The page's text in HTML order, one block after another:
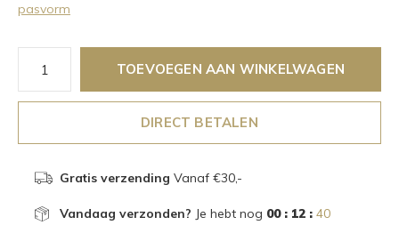
pasvorm
TOEVOEGEN AAN WINKELWAGEN
DIRECT BETALEN
Gratis verzending Vanaf €30,-
Vandaag verzonden? Je hebt nog 00 : 12 : 39